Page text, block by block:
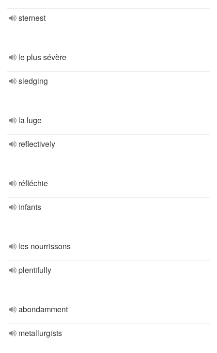
sternest
le plus sévère
sledging
la luge
reflectively
réfléchie
infants
les nourrissons
plentifully
abondamment
metallurgists